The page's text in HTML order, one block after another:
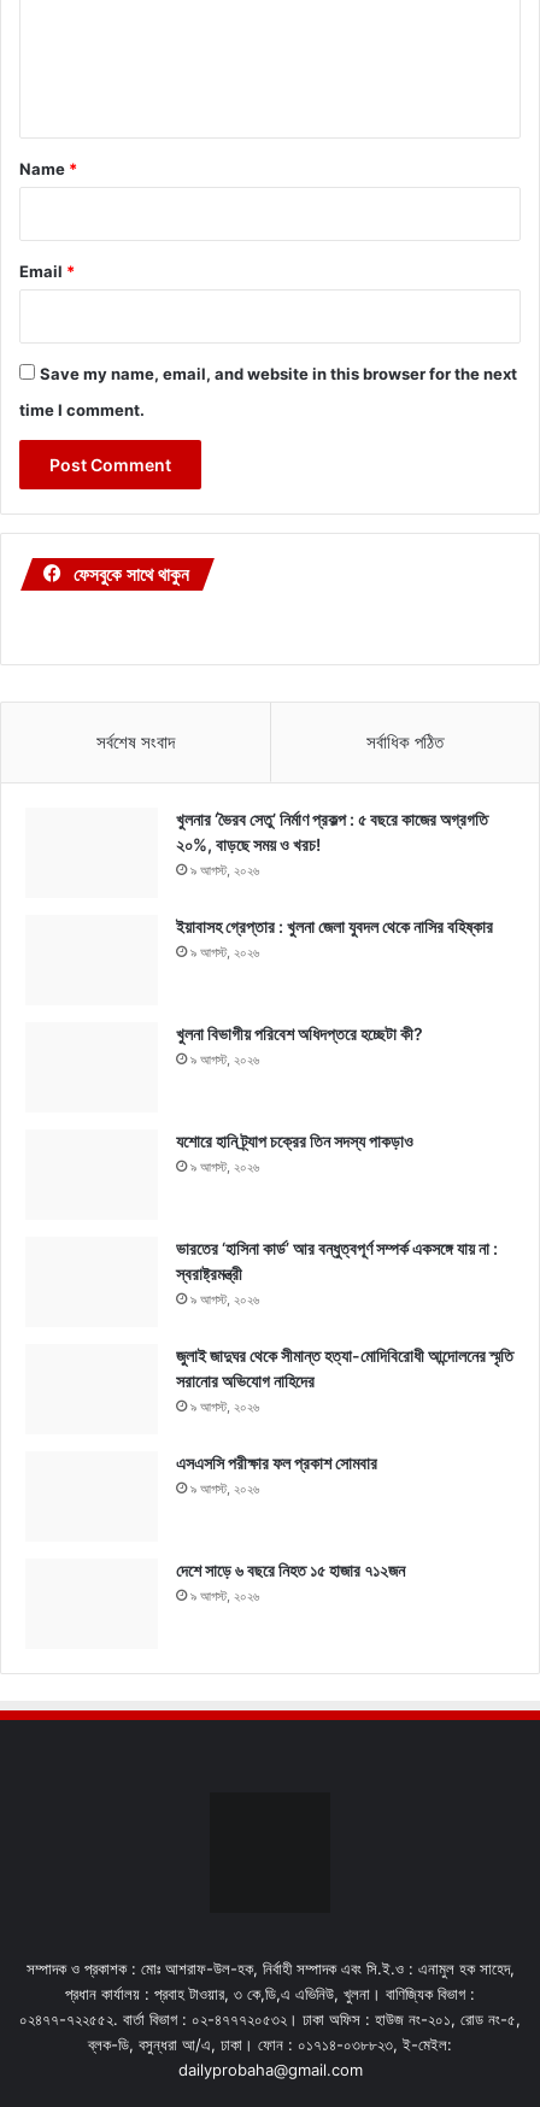
*
Name *
Email *
Save my name, email, and website in this browser for the next
time I comment.
ফেসবুকে সাথে থাকুন
সর্বশেষ সংবাদ সর্বাধিক পঠিত
খুলনার ‘ভৈরব সেতু’ নির্মাণ প্রকল্প : ৫ বছরে কাজের অগ্রগতি
২০%, বাড়ছে সময় ও খরচ!
৯ আগস্ট, ২০২৬
ইয়াবাসহ গ্রেপ্তার : খুলনা জেলা যুবদল থেকে নাসির বহিষ্কার
৯ আগস্ট, ২০২৬
খুলনা বিভাগীয় পরিবেশ অধিদপ্তরে হচ্ছেটা কী?
৯ আগস্ট, ২০২৬
যশোরে হানি ট্র্যাপ চক্রের তিন সদস্য পাকড়াও
৯ আগস্ট, ২০২৬
ভারতের ‘হাসিনা কার্ড’ আর বন্ধুত্বপূর্ণ সম্পর্ক একসঙ্গে যায় না :
স্বরাষ্ট্রমন্ত্রী
৯ আগস্ট, ২০২৬
জুলাই জাদুঘর থেকে সীমান্ত হত্যা-মোদিবিরোধী আন্দোলনের স্মৃতি
সরানোর অভিযোগ নাহিদের
৯ আগস্ট, ২০২৬
এসএসসি পরীক্ষার ফল প্রকাশ সোমবার
৯ আগস্ট, ২০২৬
দেশে সাড়ে ৬ বছরে নিহত ১৫ হাজার ৭১২জন
৯ আগস্ট, ২০২৬
সম্পাদক ও প্রকাশক : মোঃ আশরাফ-উল-হক, নির্বাহী সম্পাদক এবং সি.ই.ও : এনামুল হক সাহেদ,
প্রধান কার্যালয় : প্রবাহ টাওয়ার, ৩ কে,ডি,এ এভিনিউ, খুলনা। বাণিজ্যিক বিভাগ :
০২৪৭৭-৭২২৫৫২. বার্তা বিভাগ : ০২-৪৭৭৭২০৫৩২। ঢাকা অফিস : হাউজ নং-২০১, রোড নং-৫,
ব্লক-ডি, বসুন্ধরা আ/এ, ঢাকা। ফোন : ০১৭১৪-০৩৮৮২৩, ই-মেইল:
dailyprobaha@gmail.com